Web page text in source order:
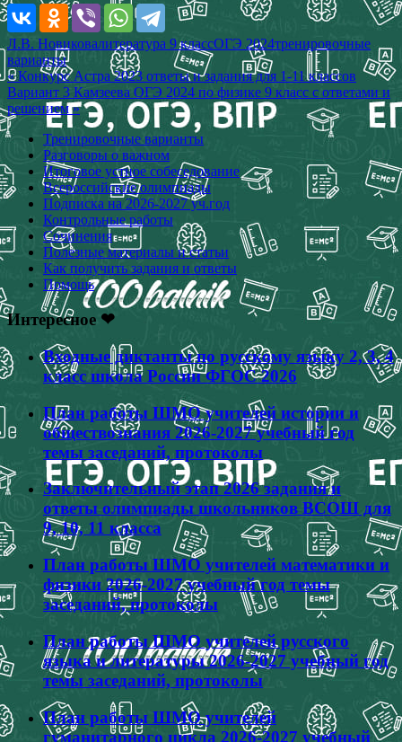
Л.В. Новиковалитература 9 классОГЭ 2024тренировочные
варианты
Навигация
по
записям
« Конкурс Астра 2023 ответы и задания для 1-11 классов
Вариант 3 Камзеева ОГЭ 2024 по физике 9 класс с ответами и
решением »
Тренировочные варианты
Разговоры о важном
Итоговое устное собеседование
Всероссийские олимпиады
Подписка на 2026-2027 уч.год
Контрольные работы
Сочинения
Полезные материалы и статьи
Как получить задания и ответы
Помощь
Интересное ❤
Входные диктанты по русскому языку 2, 3, 4
класс школа России ФГОС 2026
План работы ШМО учителей истории и
обществознания 2026-2027 учебный год
темы заседаний, протоколы
Заключительный этап 2026 задания и
ответы олимпиады школьников ВСОШ для
9, 10, 11 класса
План работы ШМО учителей математики и
физики 2026-2027 учебный год темы
заседаний, протоколы
План работы ШМО учителей русского
языка и литературы 2026-2027 учебный год
темы заседаний, протоколы
План работы ШМО учителей
гуманитарного цикла 2026-2027 учебный